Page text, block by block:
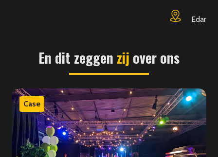
En dit zeggen zij over ons
Case